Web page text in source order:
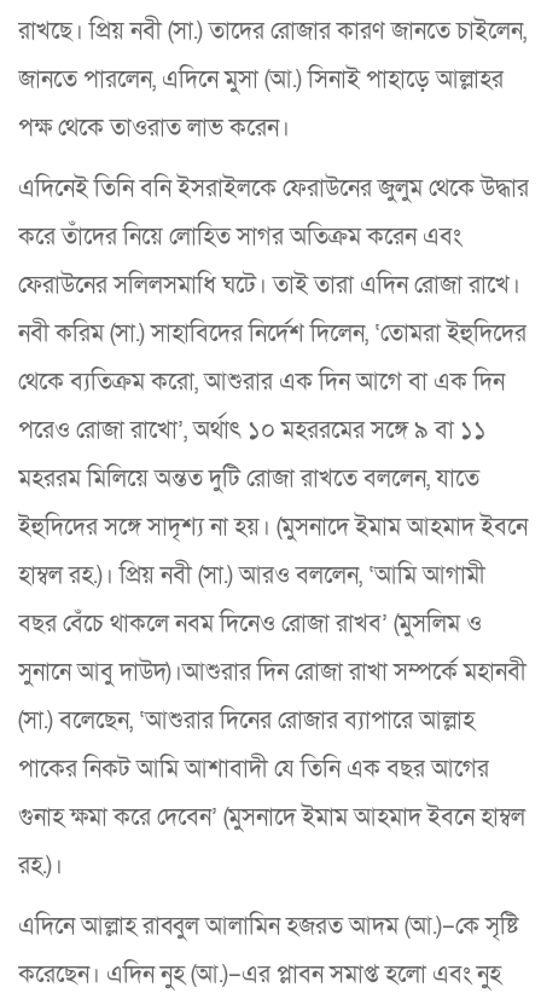
রাখছে। প্রিয় নবী (সা.) তাদের রোজার কারণ জানতে চাইলেন,
জানতে পারলেন, এদিনে মুসা (আ.) সিনাই পাহাড়ে আল্লাহর
পক্ষ থেকে তাওরাত লাভ করেন।
এদিনেই তিনি বনি ইসরাইলকে ফেরাউনের জুলুম থেকে উদ্ধার
করে তাঁদের নিয়ে লোহিত সাগর অতিক্রম করেন এবং
ফেরাউনের সলিলসমাধি ঘটে। তাই তারা এদিন রোজা রাখে।
নবী করিম (সা.) সাহাবিদের নির্দেশ দিলেন, ‘তোমরা ইহুদিদের
থেকে ব্যতিক্রম করো, আশুরার এক দিন আগে বা এক দিন
পরেও রোজা রাখো’, অর্থাৎ ১০ মহররমের সঙ্গে ৯ বা ১১
মহররম মিলিয়ে অন্তত দুটি রোজা রাখতে বললেন, যাতে
ইহুদিদের সঙ্গে সাদৃশ্য না হয়। (মুসনাদে ইমাম আহমাদ ইবনে
হাম্বল রহ.)। প্রিয় নবী (সা.) আরও বললেন, ‘আমি আগামী
বছর বেঁচে থাকলে নবম দিনেও রোজা রাখব’ (মুসলিম ও
সুনানে আবু দাউদ)।আশুরার দিন রোজা রাখা সম্পর্কে মহানবী
(সা.) বলেছেন, ‘আশুরার দিনের রোজার ব্যাপারে আল্লাহ
পাকের নিকট আমি আশাবাদী যে তিনি এক বছর আগের
গুনাহ ক্ষমা করে দেবেন’ (মুসনাদে ইমাম আহমাদ ইবনে হাম্বল
রহ.)।
এদিনে আল্লাহ রাব্বুল আলামিন হজরত আদম (আ.)–কে সৃষ্টি
করেছেন। এদিন নুহ (আ.)–এর প্লাবন সমাপ্ত হলো এবং নুহ